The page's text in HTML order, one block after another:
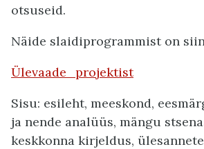
otsuseid.
Näide slaidiprogrammist on
Ülevaade_projektist
Sisu: esileht, meeskond,
ja nende analüüs, mängu
keskkonna kirjeldus,